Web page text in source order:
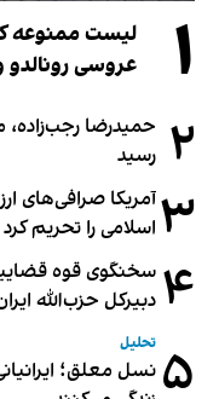
۱
عروسی رونالدو
۲ حمیدرضا
رسید
۳آمریکا صرافی‌های
اسلامی را تحریم کرد
۴ سخنگوی قوه
دبیر‌کل حزب‌الله
۵ تحلیل
نسل معلق؛